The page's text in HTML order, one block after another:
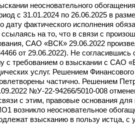
неосновательного
с 31.01.2024 по 26.06.2025 в
фактического исполнения
на то, что в связи с
САО «ВСК» 29.06.2022
от 29.06.2022). Не
требованием о взыскании с САО
услуг. Решением
частично. Решением
№У-22-94266/5010-008
с этим, правовые основания
возникло неосновательное
взысканию в пользу истца, с